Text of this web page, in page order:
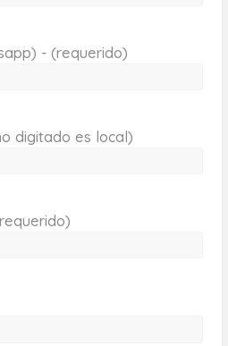
- (requerido)
digitado es local)